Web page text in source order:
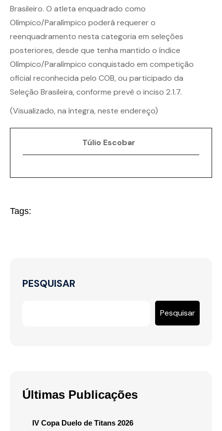
Brasileiro. O atleta enquadrado como
Olímpico/Paralímpico poderá requerer o
reenquadramento nesta categoria em seleções
posteriores, desde que tenha mantido o índice
Olímpico/Paralímpico conquistado em competição
oficial reconhecida pelo COB, ou participado da
Seleção Brasileira, conforme prevê o inciso 2.1.7.
(Visualizado, na íntegra, neste endereço)
Túlio Escobar
Tags:
PESQUISAR
Pesquisar
Últimas Publicações
IV Copa Duelo de Titans 2026